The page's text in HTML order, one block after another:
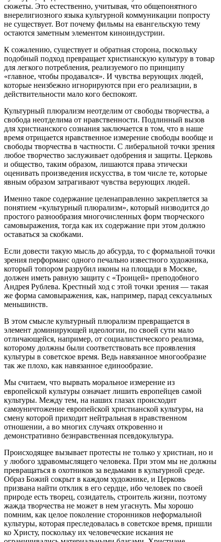
сюжеты. Это естественно, учитывая, что общепонятного
внерелигиозного языка культурной коммуникации попросту
не существует. Вот почему фильмы на евангельскую тему
остаются заметным элементом киноиндустрии.
К сожалению, существует и обратная сторона, поскольку
подобный подход превращает христианскую культуру в товар
для легкого потребления, реализуемого по принципу
«главное, чтобы продавался». И чувства верующих людей,
которые неизбежно игнорируются при его реализации, в
действительности мало кого беспокоят.
Культурный плюрализм неотделим от свободы творчества, а
свобода неотделима от нравственности. Подлинный вызов
для христианского сознания заключается в том, что в наше
время отрицается нравственное измерение свободы вообще и
свободы творчества в частности. С либеральной точки зрения
любое творчество заслуживает одобрения и защиты. Церковь
и общество, таким образом, лишаются права этически
оценивать произведения искусства, в том числе те, которые
явным образом затрагивают чувства верующих людей.
Именно такое содержание целенаправленно закрепляется за
понятием «культурный плюрализм», который низводится до
простого разнообразия многочисленных форм творческого
самовыражения, тогда как их содержание при этом должно
оставаться за скобками.
Если довести такую мысль до абсурда, то с формальной точки
зрения перформанс одного печально известного художника,
который топором разрубил иконы на площади в Москве,
должен иметь равную защиту с «Троицей» преподобного
Андрея Рублева. Крестный ход с этой точки зрения — такая
же форма самовыражения, как, например, парад сексуальных
меньшинств.
В этом смысле культурный плюрализм превращается в
элемент доминирующей идеологии, по своей сути мало
отличающейся, например, от социалистического реализма,
которому должны были соответствовать все проявления
культуры в советское время. Ведь навязанное многообразие
так же плохо, как навязанное единообразие.
Мы считаем, что вырвать моральное измерение из
европейской культуры означает лишить европейцев самой
культуры. Между тем, на наших глазах происходит
самоуничтожение европейской христианской культуры, на
смену которой приходит нейтральная в нравственном
отношении, а во многих случаях откровенно и
демонстративно безнравственная псевдокультура.
Происходящее вызывает протесты не только у христиан, но и
у любого здравомыслящего человека. При этом мы не должны
превращаться в охотников за ведьмами в культурной среде.
Образ Божий сокрыт в каждом художнике, и Церковь
призвана найти отклик в его сердце, ибо человек по своей
природе есть творец, созидатель, строитель жизни, поэтому
жажда творчества не может в нем угаснуть. Мы хорошо
помним, как целое поколение сторонников неформальной
культуры, которая преследовалась в советское время, пришли
ко Христу, поскольку их человеческие искания не